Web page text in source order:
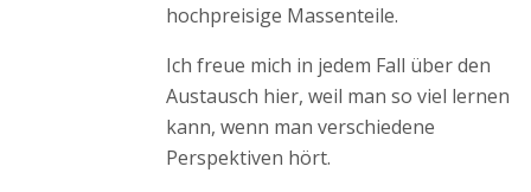
hochpreisige Massenteile.
Ich freue mich in jedem Fall über den
Austausch hier, weil man so viel lernen
kann, wenn man verschiedene
Perspektiven hört.